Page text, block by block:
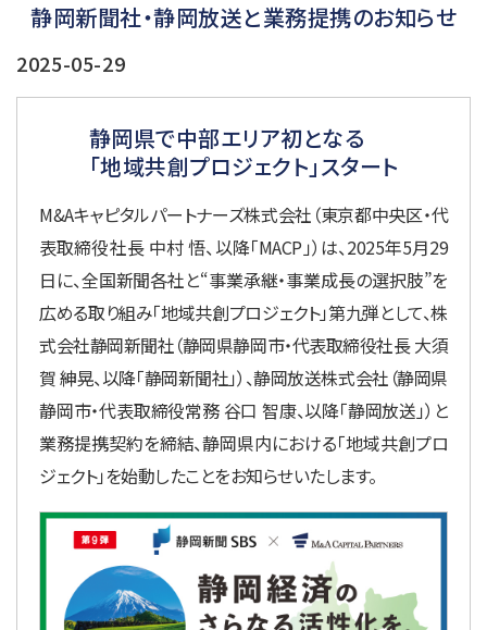
静岡新聞社・静岡放送と業務提携のお知らせ
2025-05-29
静岡県で中部エリア初となる
「地域共創プロジェクト」スタート
M&Aキャピタルパートナーズ株式会社（東京都中央区・代
表取締役社長 中村 悟、以降「MACP」）は、2025年5月29
日に、全国新聞各社と“事業承継・事業成長の選択肢”を
広める取り組み「地域共創プロジェクト」第九弾として、株
式会社静岡新聞社（静岡県静岡市・代表取締役社長 大須
賀 紳晃、以降「静岡新聞社」）、静岡放送株式会社（静岡県
静岡市・代表取締役常務 谷口 智康、以降「静岡放送」）と
業務提携契約を締結、静岡県内における「地域共創プロ
ジェクト」を始動したことをお知らせいたします。